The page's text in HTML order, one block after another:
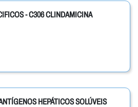
- C306 CLINDAMICINA
HEPÁTICOS SOLÚVEIS